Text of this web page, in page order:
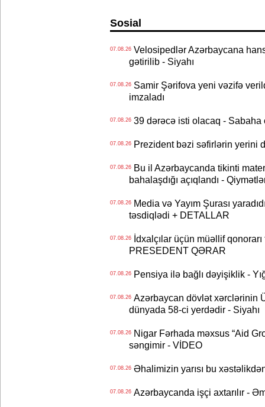
Sosial
07.08.26Velosipedlər Azərbaycana
gətirilib - Siyahı
07.08.26Samir Şərifova yeni vəzifə
imzaladı
07.08.2639 dərəcə isti olacaq - Sabaha
07.08.26Prezident bəzi səfirlərin yerini
07.08.26Bu il Azərbaycanda tikinti
bahalaşdığı açıqlandı -
07.08.26Media və Yayım Şurası
təsdiqlədi + DETALLAR
07.08.26İdxalçılar üçün müəllif
PRESEDENT QƏRAR
07.08.26Pensiya ilə bağlı dəyişiklik -
07.08.26Azərbaycan dövlət xərclərinin
dünyada 58-ci yerdədir - Siyahı
07.08.26Nigar Fərhada məxsus “Aid
səngimir - VİDEO
07.08.26Əhalimizin yarısı bu
07.08.26Azərbaycanda işçi axtarılır -